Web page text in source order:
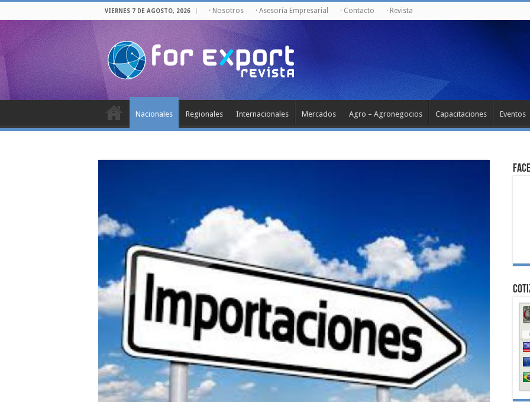
VIERNES 7 DE AGOSTO, 2026 · Nosotros · Asesoría Empresarial · Contacto · Revista
Nacionales Regionales Internacionales Mercados Agro – Agronegocios Capacitaciones Eventos